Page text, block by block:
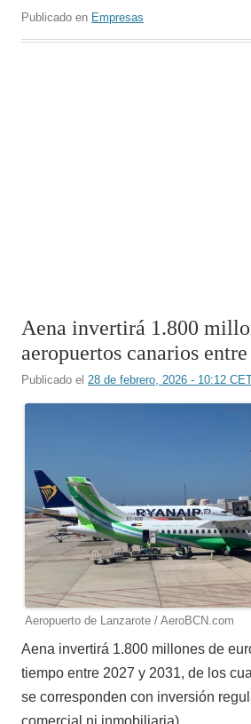
Publicado en Empresas
Aena invertirá 1.800
aeropuertos canarios
Publicado el 28 de febrero, 2026 - 10:12
Aeropuerto de Lanzarote / AeroBCN.com
Aena invertirá 1.800 millones de
tiempo entre 2027 y 2031, de los
se corresponden con inversión
comercial ni inmobiliaria).